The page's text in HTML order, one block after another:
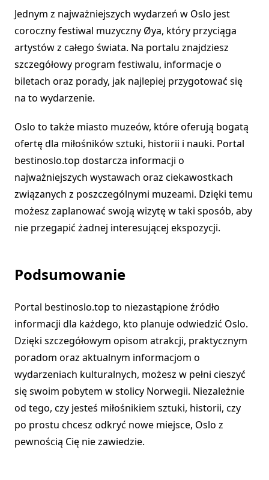
Jednym z najważniejszych wydarzeń w Oslo jest
coroczny festiwal muzyczny Øya, który przyciąga
artystów z całego świata. Na portalu znajdziesz
szczegółowy program festiwalu, informacje o
biletach oraz porady, jak najlepiej przygotować się
na to wydarzenie.
Oslo to także miasto muzeów, które oferują bogatą
ofertę dla miłośników sztuki, historii i nauki. Portal
bestinoslo.top dostarcza informacji o
najważniejszych wystawach oraz ciekawostkach
związanych z poszczególnymi muzeami. Dzięki temu
możesz zaplanować swoją wizytę w taki sposób, aby
nie przegapić żadnej interesującej ekspozycji.
Podsumowanie
Portal bestinoslo.top to niezastąpione źródło
informacji dla każdego, kto planuje odwiedzić Oslo.
Dzięki szczegółowym opisom atrakcji, praktycznym
poradom oraz aktualnym informacjom o
wydarzeniach kulturalnych, możesz w pełni cieszyć
się swoim pobytem w stolicy Norwegii. Niezależnie
od tego, czy jesteś miłośnikiem sztuki, historii, czy
po prostu chcesz odkryć nowe miejsce, Oslo z
pewnością Cię nie zawiedzie.